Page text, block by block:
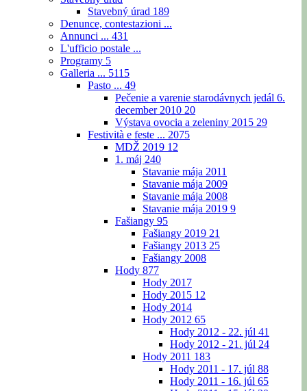
Stavebný úrad 189
Denunce, contestazioni ...
Annunci ... 431
L'ufficio postale ...
Programy 5
Galleria ... 5115
Pasto ... 49
Pečenie a varenie starodávnych jedál 6.
december 2010 20
Výstava ovocia a zeleniny 2015 29
Festività e feste ... 2075
MDŽ 2019 12
1. máj 240
Stavanie mája 2011
Stavanie mája 2009
Stavanie mája 2008
Stavanie mája 2019 9
Fašiangy 95
Fašiangy 2019 21
Fašiangy 2013 25
Fašiangy 2008
Hody 877
Hody 2017
Hody 2015 12
Hody 2014
Hody 2012 65
Hody 2012 - 22. júl 41
Hody 2012 - 21. júl 24
Hody 2011 183
Hody 2011 - 17. júl 88
Hody 2011 - 16. júl 65